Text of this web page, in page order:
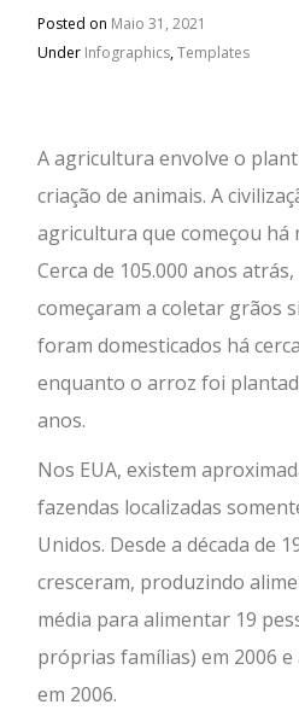
Posted on Maio 31, 2021
Under Infographics,Templates
A agricultura envolve o
criação de animais. A
agricultura que começou há
Cerca de 105.000 anos
começaram a coletar grãos
foram domesticados há
enquanto o arroz foi
anos.
Nos EUA, existem
fazendas localizadas
Unidos. Desde a década de
cresceram, produzindo
média para alimentar 19
próprias famílias) em 2006
em 2006.